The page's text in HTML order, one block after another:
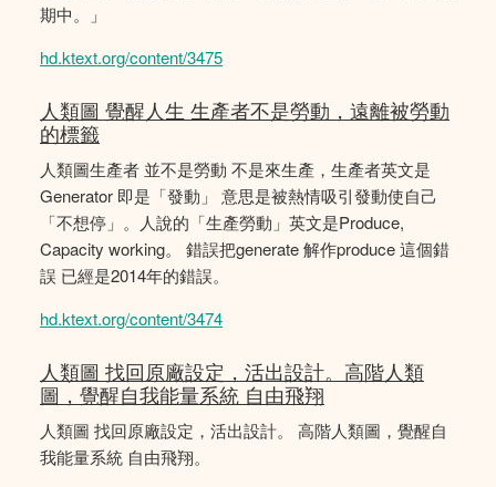
期中。」
hd.ktext.org/content/3475
人類圖 覺醒人生 生產者不是勞動，遠離被勞動
的標籤
人類圖生產者 並不是勞動 不是來生產，生產者英文是
Generator 即是「發動」 意思是被熱情吸引發動使自己
「不想停」。人說的「生產勞動」英文是Produce,
Capacity working。 錯誤把generate 解作produce 這個錯
誤 已經是2014年的錯誤。
hd.ktext.org/content/3474
人類圖 找回原廠設定，活出設計。高階人類
圖，覺醒自我能量系統 自由飛翔
人類圖 找回原廠設定，活出設計。 高階人類圖，覺醒自
我能量系統 自由飛翔。